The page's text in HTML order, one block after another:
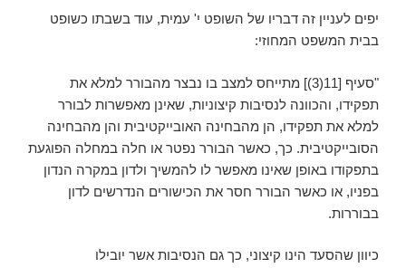
יפים לעניין זה דבריו של השופט י' עמית, עוד בשבתו כשופט
בבית המשפט המחוזי:
"סעיף [11(3)] מתייחס למצב בו נבצר מהבורר למלא את
תפקידו, והכוונה לנסיבות קיצוניות, שאינן מאפשרות לבורר
למלא את תפקידו, הן מהבחינה האובייקטיבית והן מהבחינה
הסובייקטיבית. כך, כאשר הבורר נפטר או חלה במחלה הפוגעת
בתפקודו באופן שאינו מאפשר לו להמשיך ולדון במקרה הנדון
בפניו, או כאשר הבורר חסר את הכישורים הנדרשים לדון
בבוררות.
כיוון שהסעד הינו קיצוני, כך גם הנסיבות אשר יובילו